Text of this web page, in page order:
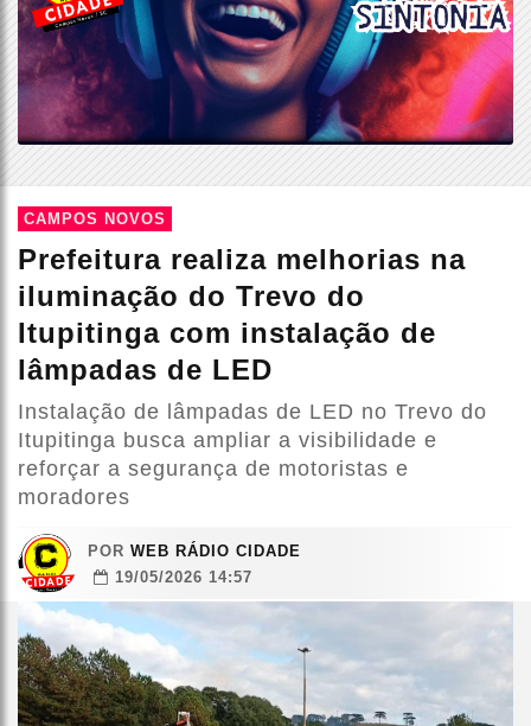
CAMPOS NOVOS
Prefeitura realiza melhorias na
iluminação do Trevo do
Itupitinga com instalação de
lâmpadas de LED
Instalação de lâmpadas de LED no Trevo do
Itupitinga busca ampliar a visibilidade e
reforçar a segurança de motoristas e
moradores
POR WEB RÁDIO CIDADE
19/05/2026 14:57